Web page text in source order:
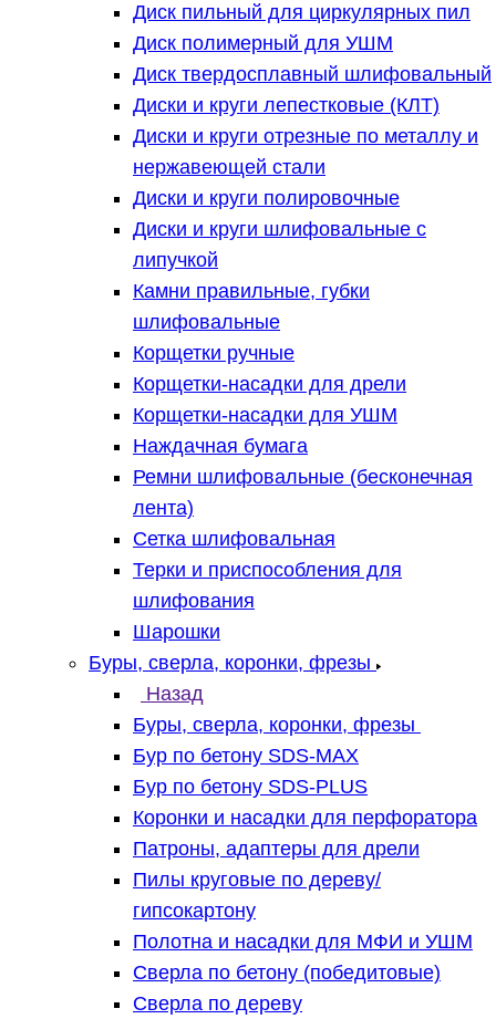
Диск пильный для циркулярных пил
Диск полимерный для УШМ
Диск твердосплавный шлифовальный
Диски и круги лепестковые (КЛТ)
Диски и круги отрезные по металлу и
нержавеющей стали
Диски и круги полировочные
Диски и круги шлифовальные с
липучкой
Камни правильные, губки
шлифовальные
Корщетки ручные
Корщетки-насадки для дрели
Корщетки-насадки для УШМ
Наждачная бумага
Ремни шлифовальные (бесконечная
лента)
Сетка шлифовальная
Терки и приспособления для
шлифования
Шарошки
Буры, сверла, коронки, фрезы
Назад
Буры, сверла, коронки, фрезы
Бур по бетону SDS-MAX
Бур по бетону SDS-PLUS
Коронки и насадки для перфоратора
Патроны, адаптеры для дрели
Пилы круговые по дереву/
гипсокартону
Полотна и насадки для МФИ и УШМ
Сверла по бетону (победитовые)
Сверла по дереву